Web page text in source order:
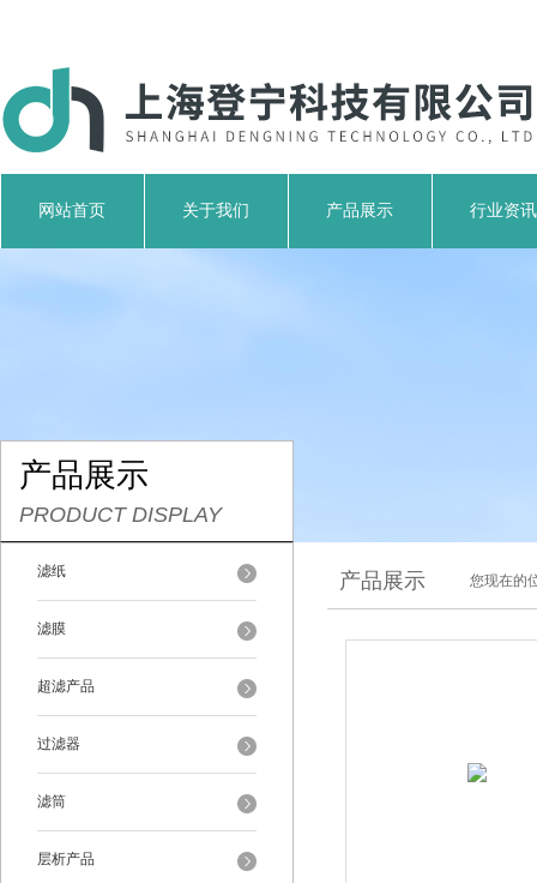
网站首页 关于我们 产品展示 行业资讯
产品展示
PRODUCT DISPLAY
滤纸
滤膜
超滤产品
过滤器
滤筒
层析产品
产品展示 您现在的